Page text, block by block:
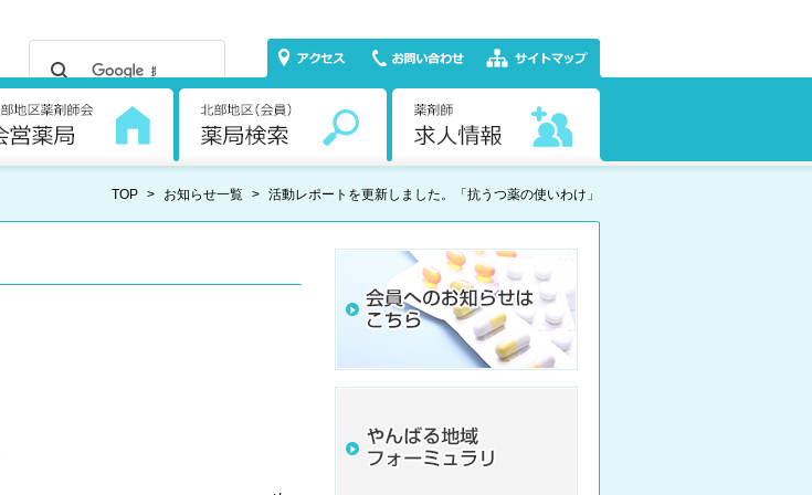
TOP > お知らせ一覧 > 活動レポートを更新しました。「抗うつ薬の使いわけ」